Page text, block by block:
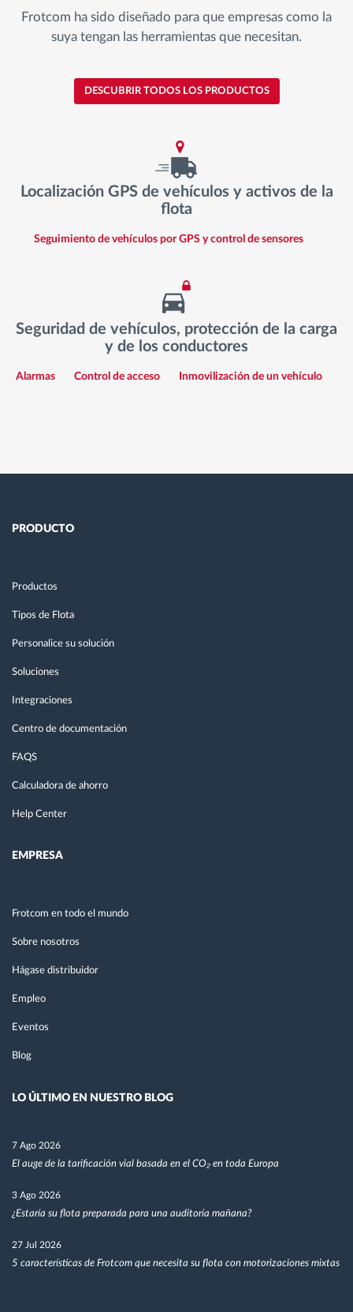
Frotcom ha sido diseñado para que empresas como la
suya tengan las herramientas que necesitan.
DESCUBRIR TODOS LOS PRODUCTOS
Localización GPS de vehículos y activos de la
flota
Seguimiento de vehículos por GPS y control de sensores
Seguridad de vehículos, protección de la carga
y de los conductores
Alarmas Control de acceso Inmovilización de un vehículo
PRODUCTO
Productos
Tipos de Flota
Personalice su solución
Soluciones
Integraciones
Centro de documentación
FAQS
Calculadora de ahorro
Help Center
EMPRESA
Frotcom en todo el mundo
Sobre nosotros
Hágase distribuidor
Empleo
Eventos
Blog
LO ÚLTIMO EN NUESTRO BLOG
7 Ago 2026
El auge de la tarificación vial basada en el CO₂ en toda Europa
3 Ago 2026
¿Estaría su flota preparada para una auditoría mañana?
27 Jul 2026
5 características de Frotcom que necesita su flota con motorizaciones mixtas